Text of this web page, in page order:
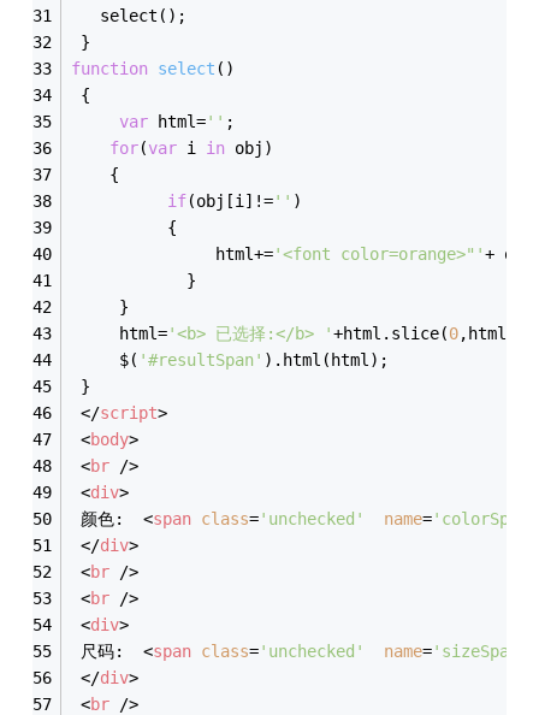
   select();
}
function select ( )
{
var html='' ;
for(var i in obj)
    {
if(obj[i]!='' )
          {
               html+=
'<font color=orange>"'+
            }
     }
     html=
'<b> 已选择:</b> '+html.slice(0
     $(
'#resultSpan' ).html(html);
}
</script>
<body>
<br />
<div>
颜色: <span class='unchecked' name='colorSpan'
</div>
<br />
<br />
<div>
尺码: <span class='unchecked' name='sizeSpan'
</div>
<br />